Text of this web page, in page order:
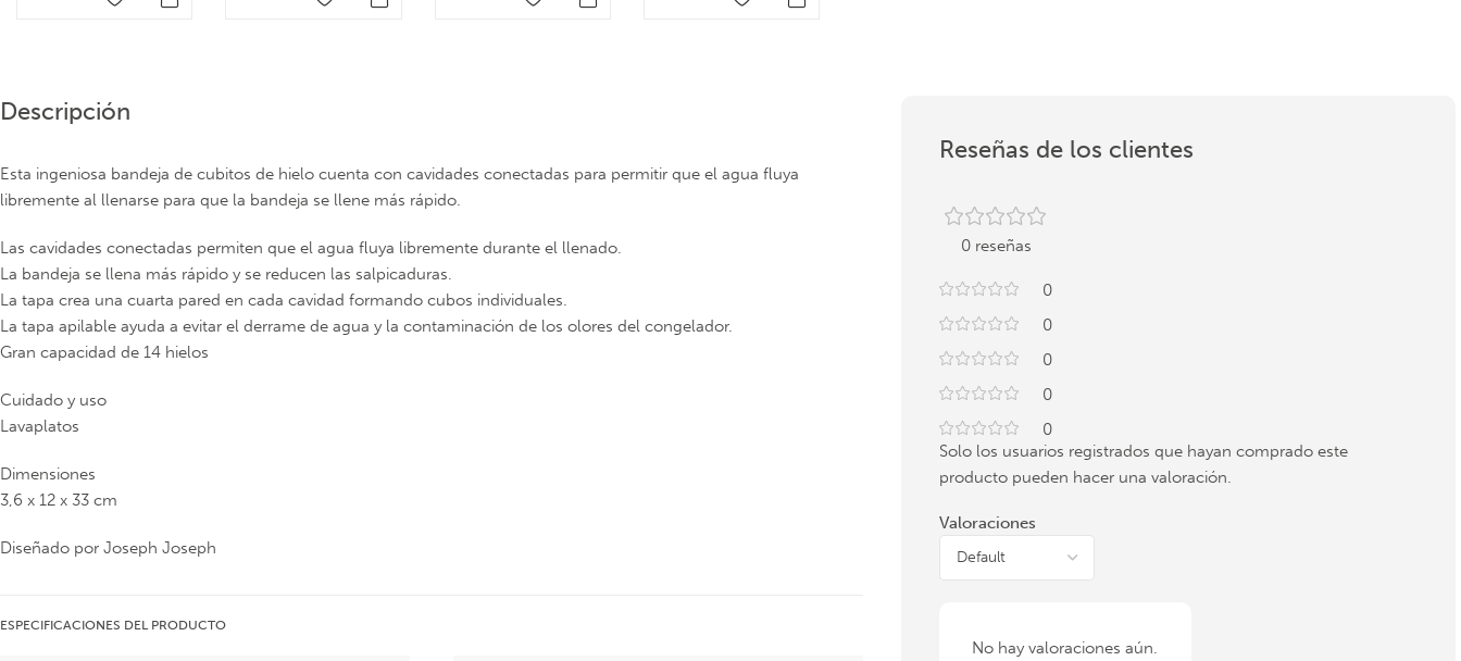
Descripción
Esta ingeniosa bandeja de cubitos de hielo cuenta con cavidades conectadas para permitir que el agua fluya
libremente al llenarse para que la bandeja se llene más rápido.
Las cavidades conectadas permiten que el agua fluya libremente durante el llenado.
La bandeja se llena más rápido y se reducen las salpicaduras.
La tapa crea una cuarta pared en cada cavidad formando cubos individuales.
La tapa apilable ayuda a evitar el derrame de agua y la contaminación de los olores del congelador.
Gran capacidad de 14 hielos
Cuidado y uso
Lavaplatos
Dimensiones
3,6 x 12 x 33 cm
Diseñado por Joseph Joseph
ESPECIFICACIONES DEL PRODUCTO
Reseñas de los clientes
0 reseñas
0
0
0
0
0
Valoraciones
No hay valoraciones aún.
Solo los usuarios registrados que hayan comprado este
producto pueden hacer una valoración.